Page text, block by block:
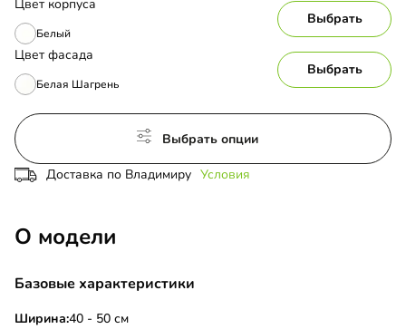
Цвет корпуса
Белый
Выбрать
Цвет фасада
Белая Шагрень
Выбрать
Выбрать опции
Доставка по Владимиру Условия
О модели
Базовые характеристики
Ширина:40 - 50 см